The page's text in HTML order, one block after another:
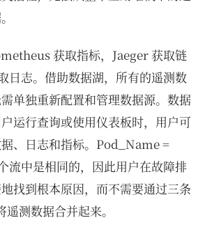
获取指标，Jaeger 获取链
日志。借助数据湖，所有的遥测数
单独重新配置和管理数据源。数据
运行查询或使用仪表板时，用户可
、日志和指标。Pod_Name =
流中是相同的，因此用户在故障排
找到根本原因，而不需要通过三条
测数据合并起来。